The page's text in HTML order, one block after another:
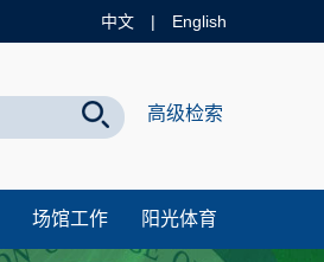
中文 | English
高级检索
场馆工作 阳光体育